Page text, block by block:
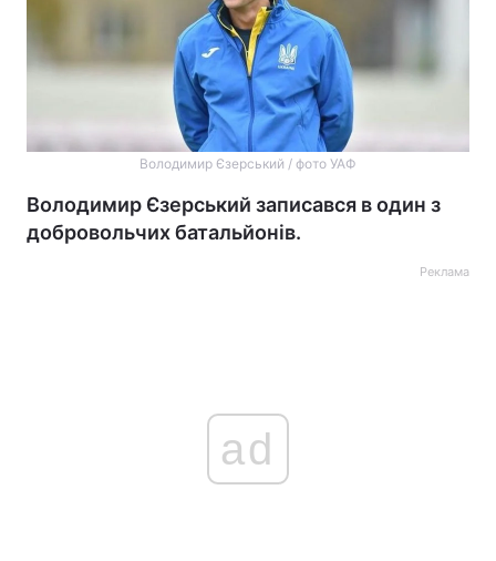
Володимир Єзерський / фото УАФ
Володимир Єзерський записався в один з
добровольчих батальйонів.
Реклама
ad